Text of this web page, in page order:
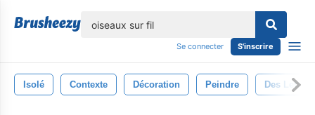
Se connecter S'inscrire
Isolé Contexte Décoration Peindre Des Lettres